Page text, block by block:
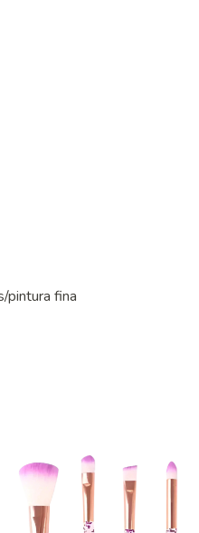
pintura fina